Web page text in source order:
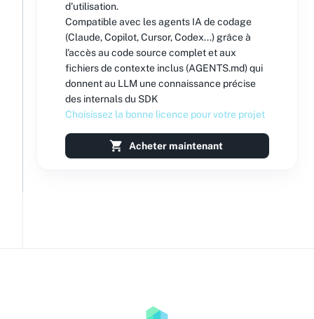
d'utilisation.
Compatible avec les agents IA de codage
(Claude, Copilot, Cursor, Codex...) grâce à
l'accès au code source complet et aux
fichiers de contexte inclus (AGENTS.md) qui
donnent au LLM une connaissance précise
des internals du SDK
Choisissez la bonne licence pour votre projet
Acheter maintenant